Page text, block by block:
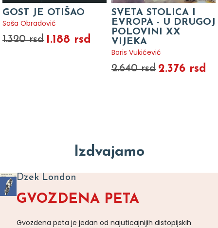
GOST JE OTIŠAO
Saša Obradović
1.320 rsd 1.188 rsd
SVETA STOLICA I
EVROPA - U DRUGOJ
POLOVINI XX
VIJEKA
Boris Vukićević
2.640 rsd 2.376 rsd
Izdvajamo
Dzek London
GVOZDENA PETA
Gvozdena peta je jedan od najuticajnijih distopijskih